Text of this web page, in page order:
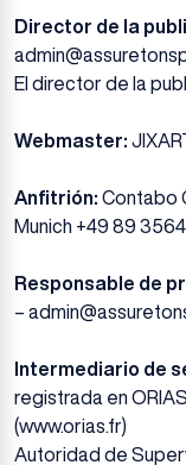
Director de la
El director de la
Webmaster:
Anfitrión: Contabo
Munich +49 89
Responsable de
–
Intermediario de
registrada en
(www.orias.fr)
Autoridad de